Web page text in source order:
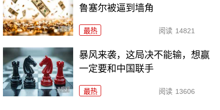
鲁塞尔被逼到墙角
最热 阅读 14821
暴风来袭，这局决不能输，想赢
一定要和中国联手
最热 阅读 13606